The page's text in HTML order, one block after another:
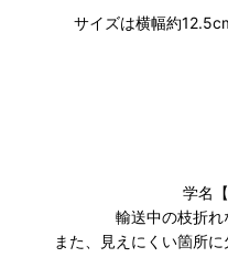
サイズは横幅約
学名
輸送中の枝折れ
また、見えにくい箇所